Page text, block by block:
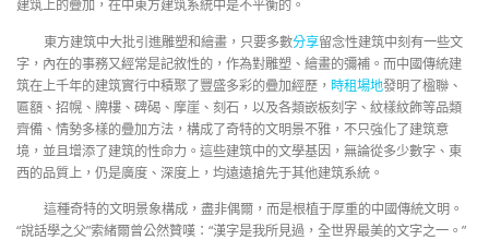
建筑上的疊加，在中東方建筑系統中是不平衡的。
東方建筑中大批引進雕塑和繪畫，只要多數分享留念性建筑中刻有一些文
字，內在的事務又經常是記敘性的，作為對雕塑、繪畫的彌補。而中國傳統建
筑在上千年的建筑實行中積聚了豐盛多彩的疊加經歷， 時租場地發明了楹聯、
匾額、招幌、牌樓、碑碣、摩崖、刻石，以及各類嵌板刻字、紋樣紋飾等品類
齊備、情勢多樣的疊加方法，構成了奇特的文明景不雅，不只強化了建筑意
境，並且增添了建筑的性命力。這些建筑中的文學基因，無論從多少數字、東
西的品質上，仍是廣度、深度上，均遠遠搶先于其他建筑系統。
這種奇特的文明景象構成，盡非偶爾，而是根植于厚重的中國傳統文明。
“說話學之父”索緒爾曾公然贊嘆：“漢字是我所見過，全世界最美的文字之一。”